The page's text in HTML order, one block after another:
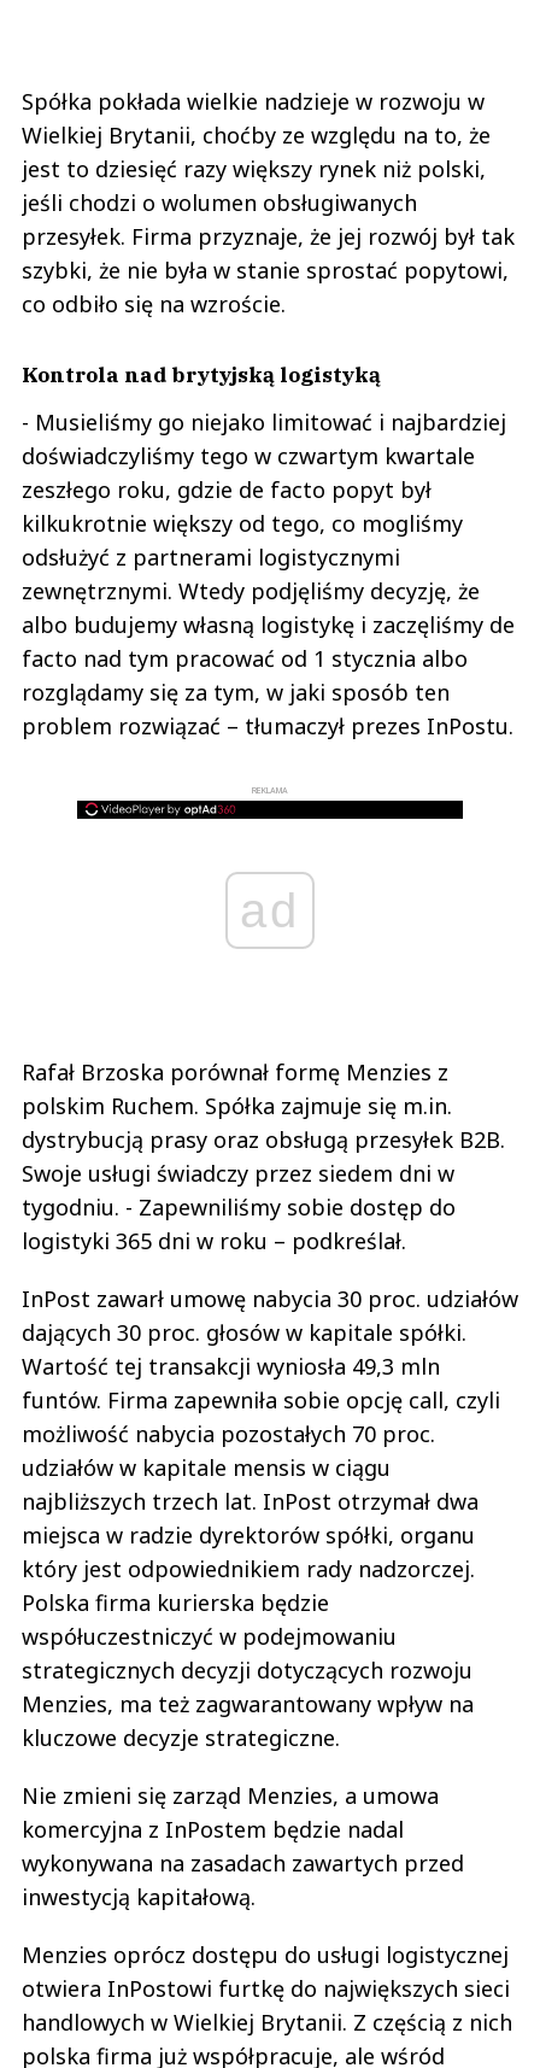
Spółka pokłada wielkie nadzieje w rozwoju w
Wielkiej Brytanii, choćby ze względu na to, że
jest to dziesięć razy większy rynek niż polski,
jeśli chodzi o wolumen obsługiwanych
przesyłek. Firma przyznaje, że jej rozwój był tak
szybki, że nie była w stanie sprostać popytowi,
co odbiło się na wzroście.
Kontrola nad brytyjską logistyką
- Musieliśmy go niejako limitować i najbardziej
doświadczyliśmy tego w czwartym kwartale
zeszłego roku, gdzie de facto popyt był
kilkukrotnie większy od tego, co mogliśmy
odsłużyć z partnerami logistycznymi
zewnętrznymi. Wtedy podjęliśmy decyzję, że
albo budujemy własną logistykę i zaczęliśmy de
facto nad tym pracować od 1 stycznia albo
rozglądamy się za tym, w jaki sposób ten
problem rozwiązać – tłumaczył prezes InPostu.
REKLAMA
ad
Rafał Brzoska porównał formę Menzies z
polskim Ruchem. Spółka zajmuje się m.in.
dystrybucją prasy oraz obsługą przesyłek B2B.
Swoje usługi świadczy przez siedem dni w
tygodniu. - Zapewniliśmy sobie dostęp do
logistyki 365 dni w roku – podkreślał.
InPost zawarł umowę nabycia 30 proc. udziałów
dających 30 proc. głosów w kapitale spółki.
Wartość tej transakcji wyniosła 49,3 mln
funtów. Firma zapewniła sobie opcję call, czyli
możliwość nabycia pozostałych 70 proc.
udziałów w kapitale mensis w ciągu
najbliższych trzech lat. InPost otrzymał dwa
miejsca w radzie dyrektorów spółki, organu
który jest odpowiednikiem rady nadzorczej.
Polska firma kurierska będzie
współuczestniczyć w podejmowaniu
strategicznych decyzji dotyczących rozwoju
Menzies, ma też zagwarantowany wpływ na
kluczowe decyzje strategiczne.
Nie zmieni się zarząd Menzies, a umowa
komercyjna z InPostem będzie nadal
wykonywana na zasadach zawartych przed
inwestycją kapitałową.
Menzies oprócz dostępu do usługi logistycznej
otwiera InPostowi furtkę do największych sieci
handlowych w Wielkiej Brytanii. Z częścią z nich
polska firma już współpracuje, ale wśród